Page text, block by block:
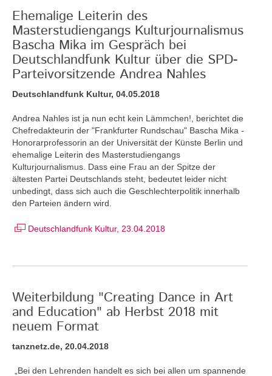
Ehemalige Leiterin des
Masterstudiengangs Kulturjournalismus
Bascha Mika im Gespräch bei
Deutschlandfunk Kultur über die SPD-
Parteivorsitzende Andrea Nahles
Deutschlandfunk Kultur, 04.05.2018
Andrea Nahles ist ja nun echt kein Lämmchen!, berichtet die
Chefredakteurin der "Frankfurter Rundschau" Bascha Mika -
Honorarprofessorin an der Universität der Künste Berlin und
ehemalige Leiterin des Masterstudiengangs
Kulturjournalismus. Dass eine Frau an der Spitze der
ältesten Partei Deutschlands steht, bedeutet leider nicht
unbedingt, dass sich auch die Geschlechterpolitik innerhalb
den Parteien ändern wird.
Deutschlandfunk Kultur, 23.04.2018
Weiterbildung "Creating Dance in Art
and Education" ab Herbst 2018 mit
neuem Format
tanznetz.de, 20.04.2018
„Bei den Lehrenden handelt es sich bei allen um spannende